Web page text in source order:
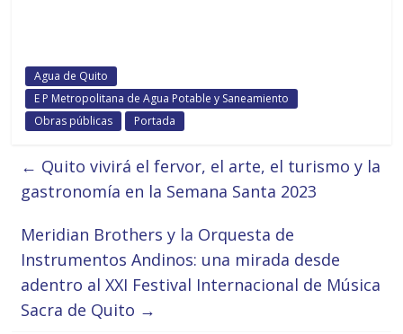
Agua de Quito
E P Metropolitana de Agua Potable y Saneamiento
Obras públicas
Portada
← Quito vivirá el fervor, el arte, el turismo y la
gastronomía en la Semana Santa 2023
Meridian Brothers y la Orquesta de
Instrumentos Andinos: una mirada desde
adentro al XXI Festival Internacional de Música
Sacra de Quito →